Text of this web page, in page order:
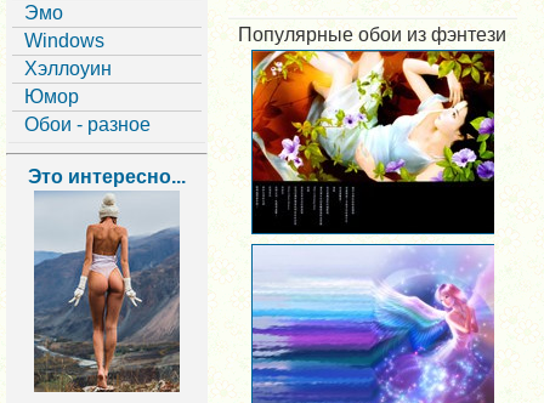
Эмо
Windows
Хэллоуин
Юмор
Обои - разное
Это интересно...
Популярные обои из фэнтези